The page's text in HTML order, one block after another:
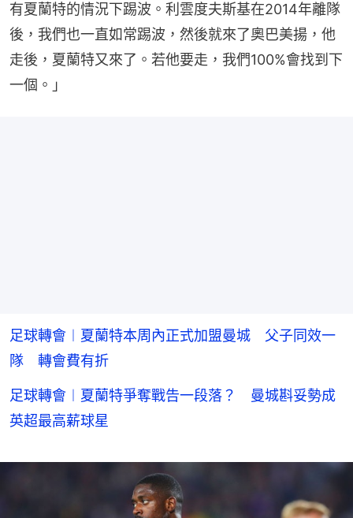
有夏蘭特的情況下踢波。利雲度夫斯基在2014年離隊
後，我們也一直如常踢波，然後就來了奧巴美揚，他
走後，夏蘭特又來了。若他要走，我們100%會找到下
一個。」
足球轉會︱夏蘭特本周內正式加盟曼城 父子同效一
隊 轉會費有折
足球轉會︱夏蘭特爭奪戰告一段落？ 曼城斟妥勢成
英超最高薪球星